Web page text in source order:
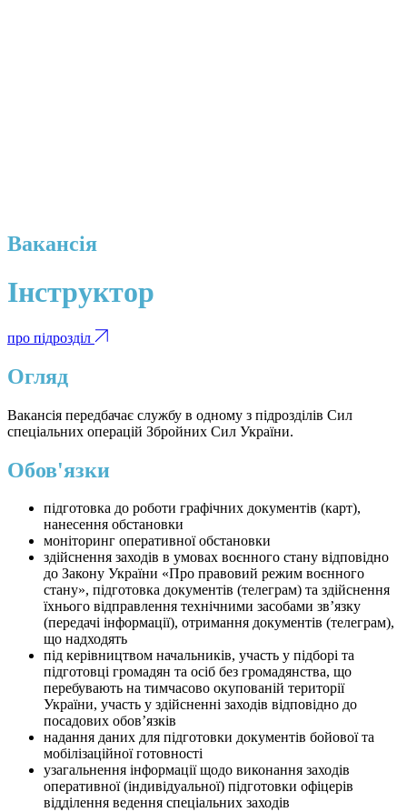
Вакансія
Інструктор
про підрозділ
Огляд
Вакансія передбачає службу в одному з підрозділів Сил
спеціальних операцій Збройних Сил України.
Обов'язки
підготовка до роботи графічних документів (карт),
нанесення обстановки
моніторинг оперативної обстановки
здійснення заходів в умовах воєнного стану відповідно
до Закону України «Про правовий режим воєнного
стану», підготовка документів (телеграм) та здійснення
їхнього відправлення технічними засобами зв’язку
(передачі інформації), отримання документів (телеграм),
що надходять
під керівництвом начальників, участь у підборі та
підготовці громадян та осіб без громадянства, що
перебувають на тимчасово окупованій території
України, участь у здійсненні заходів відповідно до
посадових обовʼязків
надання даних для підготовки документів бойової та
мобілізаційної готовності
узагальнення інформації щодо виконання заходів
оперативної (індивідуальної) підготовки офіцерів
відділення ведення спеціальних заходів